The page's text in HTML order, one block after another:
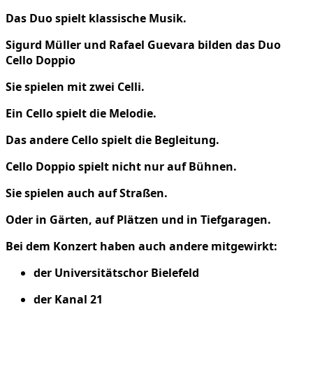
Das Duo spielt klassische Musik.
Sigurd Müller und Rafael Guevara bilden das Duo
Cello Doppio
Sie spielen mit zwei Celli.
Ein Cello spielt die Melodie.
Das andere Cello spielt die Begleitung.
Cello Doppio spielt nicht nur auf Bühnen.
Sie spielen auch auf Straßen.
Oder in Gärten, auf Plätzen und in Tiefgaragen.
Bei dem Konzert haben auch andere mitgewirkt:
der Universitätschor Bielefeld
der Kanal 21